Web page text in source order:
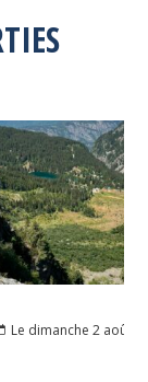
Le dimanche 2 août